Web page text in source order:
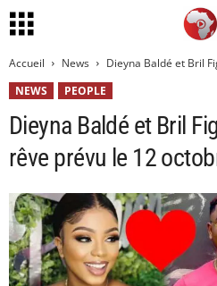
Accueil News
Dieyna Baldé et Bril
NEWS
PEOPLE
Dieyna Baldé et Bril
rêve prévu le 12